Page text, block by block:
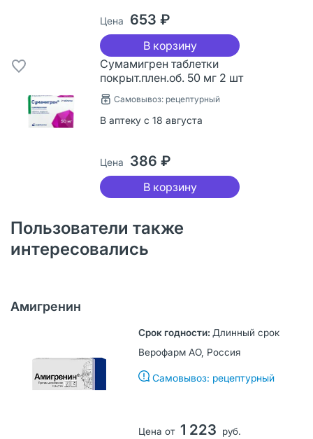
Цена 653 ₽
В корзину
Сумамигрен таблетки
покрыт.плен.об. 50 мг 2 шт
Самовывоз: рецептурный
В аптеку с 18 августа
Цена 386 ₽
В корзину
Пользователи также
интересовались
Амигренин
Длинный срок
Верофарм АО, Россия
Самовывоз: рецептурный
Цена от 1 223 руб.